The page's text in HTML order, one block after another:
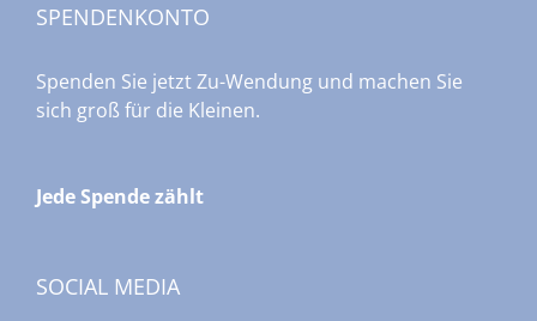
SPENDENKONTO
Spenden Sie jetzt Zu-Wendung und machen Sie
sich groß für die Kleinen.
Jede Spende zählt
SOCIAL MEDIA